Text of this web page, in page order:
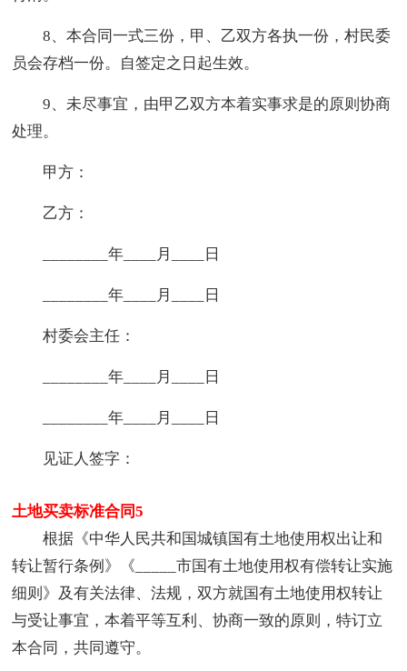
8、本合同一式三份，甲、乙双方各执一份，村民委
员会存档一份。自签定之日起生效。
9、未尽事宜，由甲乙双方本着实事求是的原则协商
处理。
甲方：
乙方：
________年____月____日
________年____月____日
村委会主任：
________年____月____日
________年____月____日
见证人签字：
土地买卖标准合同5
根据《中华人民共和国城镇国有土地使用权出让和
转让暂行条例》《_____市国有土地使用权有偿转让实施
细则》及有关法律、法规，双方就国有土地使用权转让
与受让事宜，本着平等互利、协商一致的原则，特订立
本合同，共同遵守。